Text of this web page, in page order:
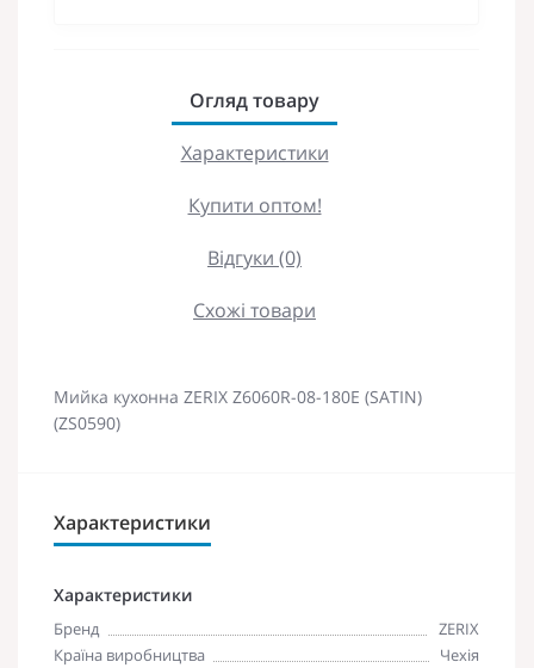
Огляд товару
Характеристики
Купити оптом!
Відгуки (0)
Схожі товари
Мийка кухонна ZERIX Z6060R-08-180E (SATIN)
(ZS0590)
Характеристики
Характеристики
Бренд
ZERIX
Країна виробництва
Чехія